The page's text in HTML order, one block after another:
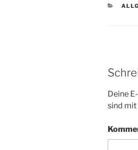
Deine
sind mit